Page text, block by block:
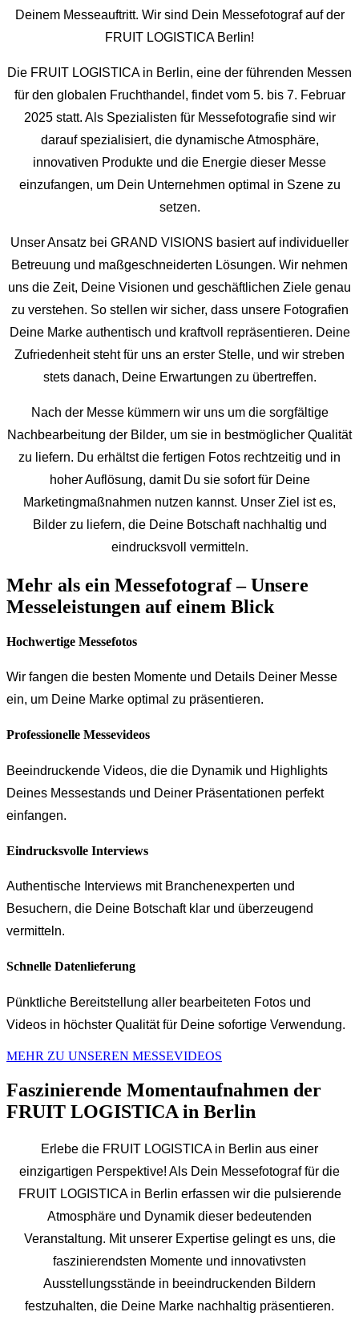
Deinem Messeauftritt. Wir sind Dein Messefotograf auf der
FRUIT LOGISTICA Berlin!
Die FRUIT LOGISTICA in Berlin, eine der führenden Messen
für den globalen Fruchthandel, findet vom 5. bis 7. Februar
2025 statt. Als Spezialisten für Messefotografie sind wir
darauf spezialisiert, die dynamische Atmosphäre,
innovativen Produkte und die Energie dieser Messe
einzufangen, um Dein Unternehmen optimal in Szene zu
setzen.
Unser Ansatz bei GRAND VISIONS basiert auf individueller
Betreuung und maßgeschneiderten Lösungen. Wir nehmen
uns die Zeit, Deine Visionen und geschäftlichen Ziele genau
zu verstehen. So stellen wir sicher, dass unsere Fotografien
Deine Marke authentisch und kraftvoll repräsentieren. Deine
Zufriedenheit steht für uns an erster Stelle, und wir streben
stets danach, Deine Erwartungen zu übertreffen.
Nach der Messe kümmern wir uns um die sorgfältige
Nachbearbeitung der Bilder, um sie in bestmöglicher Qualität
zu liefern. Du erhältst die fertigen Fotos rechtzeitig und in
hoher Auflösung, damit Du sie sofort für Deine
Marketingmaßnahmen nutzen kannst. Unser Ziel ist es,
Bilder zu liefern, die Deine Botschaft nachhaltig und
eindrucksvoll vermitteln.
Mehr als ein Messefotograf – Unsere
Messeleistungen auf einem Blick
Hochwertige Messefotos
Wir fangen die besten Momente und Details Deiner Messe
ein, um Deine Marke optimal zu präsentieren.
Professionelle Messevideos
Beeindruckende Videos, die die Dynamik und Highlights
Deines Messestands und Deiner Präsentationen perfekt
einfangen.
Eindrucksvolle Interviews
Authentische Interviews mit Branchenexperten und
Besuchern, die Deine Botschaft klar und überzeugend
vermitteln.
Schnelle Datenlieferung
Pünktliche Bereitstellung aller bearbeiteten Fotos und
Videos in höchster Qualität für Deine sofortige Verwendung.
MEHR ZU UNSEREN MESSEVIDEOS
Faszinierende Momentaufnahmen der
FRUIT LOGISTICA in Berlin
Erlebe die FRUIT LOGISTICA in Berlin aus einer
einzigartigen Perspektive! Als Dein Messefotograf für die
FRUIT LOGISTICA in Berlin erfassen wir die pulsierende
Atmosphäre und Dynamik dieser bedeutenden
Veranstaltung. Mit unserer Expertise gelingt es uns, die
faszinierendsten Momente und innovativsten
Ausstellungsstände in beeindruckenden Bildern
festzuhalten, die Deine Marke nachhaltig präsentieren.